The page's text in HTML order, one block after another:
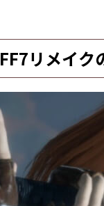
FF7リメイク